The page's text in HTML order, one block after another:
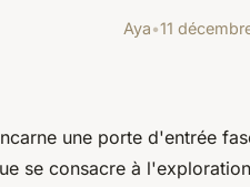
Aya•11
une porte d'entrée
se consacre à